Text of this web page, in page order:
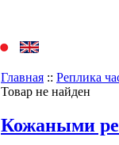
Главная :: Реплика
Товар не найден
Кожаными